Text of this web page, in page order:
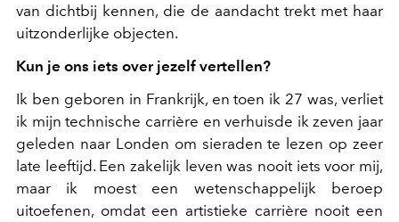
van dichtbij kennen, die de aandacht trekt met haar
uitzonderlijke objecten.
Kun je ons iets over jezelf vertellen?
Ik ben geboren in Frankrijk, en toen ik 27 was, verliet
ik mijn technische carrière en verhuisde ik zeven jaar
geleden naar Londen om sieraden te lezen op zeer
late leeftijd. Een zakelijk leven was nooit iets voor mij,
maar ik moest een wetenschappelijk beroep
uitoefenen, omdat een artistieke carrière nooit een